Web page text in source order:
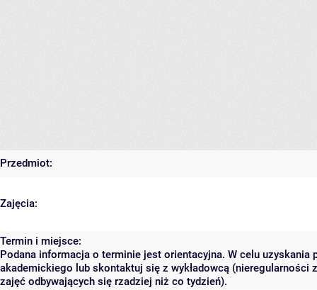
Przedmiot:
Zajęcia:
Termin i miejsce:
Podana informacja o terminie jest orientacyjna. W celu
akademickiego lub skontaktuj się z wykładowcą (nieregularności
zajęć odbywających się rzadziej niż co tydzień).